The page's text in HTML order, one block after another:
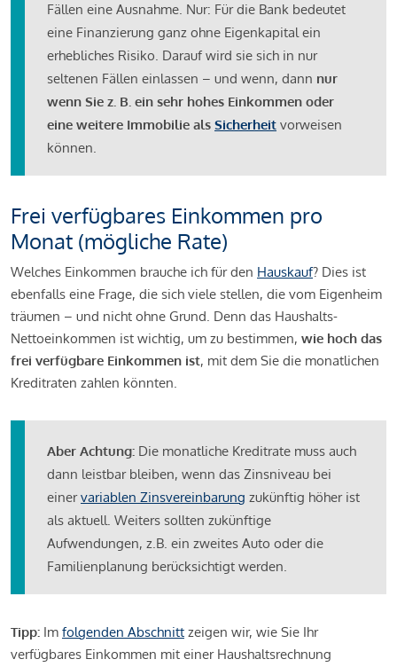
Fällen eine Ausnahme. Nur: Für die Bank bedeutet
eine Finanzierung ganz ohne Eigenkapital ein
erhebliches Risiko. Darauf wird sie sich in nur
seltenen Fällen einlassen – und wenn, dann nur
wenn Sie z. B. ein sehr hohes Einkommen oder
eine weitere Immobilie als Sicherheit vorweisen
können.
Frei verfügbares Einkommen pro
Monat (mögliche Rate)
Welches Einkommen brauche ich für den Hauskauf? Dies ist
ebenfalls eine Frage, die sich viele stellen, die vom Eigenheim
träumen – und nicht ohne Grund. Denn das Haushalts-
Nettoeinkommen ist wichtig, um zu bestimmen, wie hoch das
frei verfügbare Einkommen ist, mit dem Sie die monatlichen
Kreditraten zahlen könnten.
Aber Achtung: Die monatliche Kreditrate muss auch
dann leistbar bleiben, wenn das Zinsniveau bei
einervariablen Zinsvereinbarung zukünftig höher ist
als aktuell. Weiters sollten zukünftige
Aufwendungen, z.B. ein zweites Auto oder die
Familienplanung berücksichtigt werden.
Tipp: Im folgenden Abschnitt zeigen wir, wie Sie Ihr
verfügbares Einkommen mit einer Haushaltsrechnung